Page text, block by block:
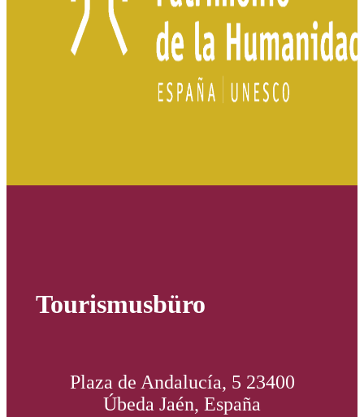
Tourismusbüro
Plaza de Andalucía, 5 23400
Úbeda Jaén, España